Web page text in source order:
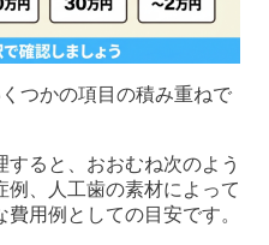
つかの項目の積み重ねで
ると、おおむね次のよう
例、人工歯の素材によって
用例としての目安です。